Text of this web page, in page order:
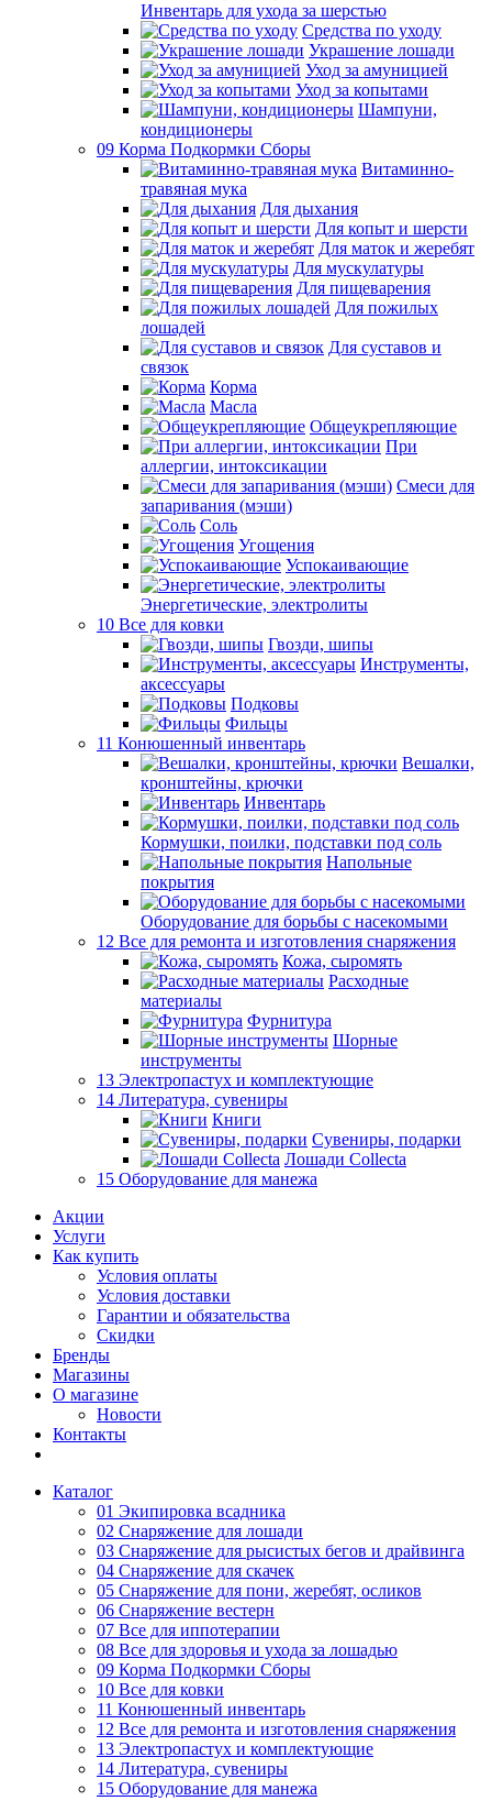
Инвентарь для ухода за шерстью
Средства по уходу
Украшение лошади
Уход за амуницией
Уход за копытами
Шампуни,
кондиционеры
09 Корма Подкормки Сборы
Витаминно-
травяная мука
Для дыхания
Для копыт и шерсти
Для маток и жеребят
Для мускулатуры
Для пищеварения
Для пожилых
лошадей
Для суставов и
связок
Корма
Масла
Общеукрепляющие
При
аллергии, интоксикации
Смеси для
запаривания (мэши)
Соль
Угощения
Успокаивающие
Энергетические, электролиты
10 Все для ковки
Гвозди, шипы
Инструменты,
аксессуары
Подковы
Фильцы
11 Конюшенный инвентарь
Вешалки,
кронштейны, крючки
Инвентарь
Кормушки, поилки, подставки под соль
Напольные
покрытия
Оборудование для борьбы с насекомыми
12 Все для ремонта и изготовления снаряжения
Кожа, сыромять
Расходные
материалы
Фурнитура
Шорные
инструменты
13 Электропастух и комплектующие
14 Литература, сувениры
Книги
Сувениры, подарки
Лошади Collecta
15 Оборудование для манежа
Акции
Услуги
Как купить
Условия оплаты
Условия доставки
Гарантии и обязательства
Скидки
Бренды
Магазины
О магазине
Новости
Контакты
Каталог
01 Экипировка всадника
02 Снаряжение для лошади
03 Снаряжение для рысистых бегов и драйвинга
04 Снаряжение для скачек
05 Снаряжение для пони, жеребят, осликов
06 Снаряжение вестерн
07 Все для иппотерапии
08 Все для здоровья и ухода за лошадью
09 Корма Подкормки Сборы
10 Все для ковки
11 Конюшенный инвентарь
12 Все для ремонта и изготовления снаряжения
13 Электропастух и комплектующие
14 Литература, сувениры
15 Оборудование для манежа